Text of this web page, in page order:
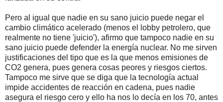
Pero al igual que nadie en su sano juicio puede negar el
cambio climático acelerado (menos el lobby petrolero, que
realmente no tiene 'juicio'), afirmo que tampoco nadie en su
sano juicio puede defender la energía nuclear. No me sirven
justificaciones del tipo que es la que menos emisiones de
CO2 genera, pues genera cosas peores y riesgos ciertos.
Tampoco me sirve que se diga que la tecnología actual
impide accidentes de reacción en cadena, pues nadie
asegura el riesgo cero y ello ha nos lo decía en los 70, antes